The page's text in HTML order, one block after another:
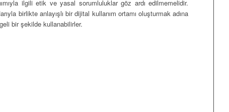
ilgili etik ve yasal sorumluluklar göz ardı edilmemelidir.
birlikte anlayışlı bir dijital kullanım ortamı oluşturmak adına
bir şekilde kullanabilirler.